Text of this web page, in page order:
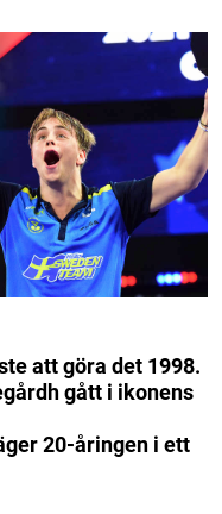
att göra det 1998.
gått i ikonens
20-åringen i ett